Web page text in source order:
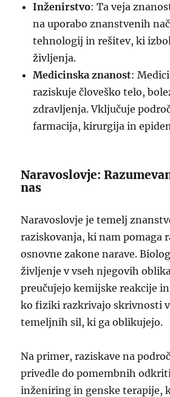
Inženirstvo: Ta veja
na uporabo znanstvenih
tehnologij in rešitev, ki
življenja.
Medicinska znanost:
raziskuje človeško telo,
zdravljenja. Vključuje
farmacija, kirurgija in
Naravoslovje:
nas
Naravoslovje je temelj
raziskovanja, ki nam pomaga
osnovne zakone narave.
življenje v vseh njegovih
preučujejo kemijske reakcije
ko fiziki razkrivajo skrivnosti
temeljnih sil, ki ga oblikujejo.
Na primer, raziskave na
privedle do pomembnih
inženiring in genske terapije,